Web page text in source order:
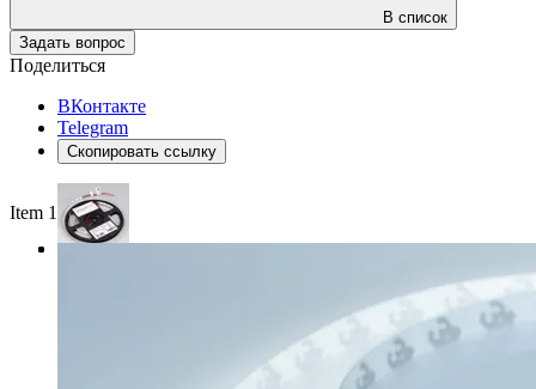
В список
Задать вопрос
Поделиться
ВКонтакте
Telegram
Скопировать ссылку
Item 1 of 3